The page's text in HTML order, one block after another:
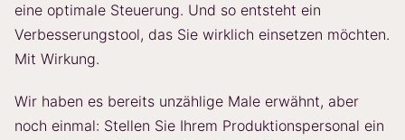
eine optimale Steuerung. Und so entsteht ein
Verbesserungstool, das Sie wirklich einsetzen möchten.
Mit Wirkung.
Wir haben es bereits unzählige Male erwähnt, aber
noch einmal: Stellen Sie Ihrem Produktionspersonal ein